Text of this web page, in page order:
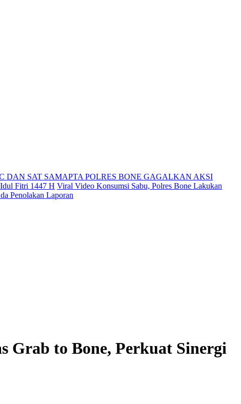
DAN SAT SAMAPTA POLRES BONE GAGALKAN AKSI
Fitri 1447 H Viral Video Konsumsi Sabu, Polres Bone Lakukan
Penolakan Laporan
Grab to Bone, Perkuat Sinergi